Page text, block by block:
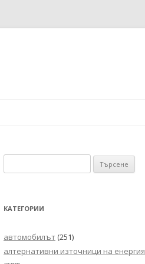
за:
КАТЕГОРИИ
автомобилът (251)
алтернативни източници на енергия